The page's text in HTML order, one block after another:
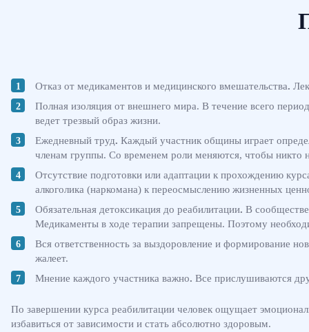
Отказ от медикаментов и медицинского вмешательства.
Полная изоляция от внешнего мира. В течение всего
ведет трезвый образ жизни.
Ежедневный труд. Каждый участник общины играет
членам группы. Со временем роли меняются, чтобы никто
Отсутствие подготовки или адаптации к прохождению
алкоголика (наркомана) к переосмыслению жизненных
Обязательная детоксикация до реабилитации. В
Медикаменты в ходе терапии запрещены. Поэтому
Вся ответственность за выздоровление и формирование
жалеет.
Мнение каждого участника важно. Все прислушиваются
По завершении курса реабилитации человек ощущает
избавиться от зависимости и стать абсолютно здоровым.